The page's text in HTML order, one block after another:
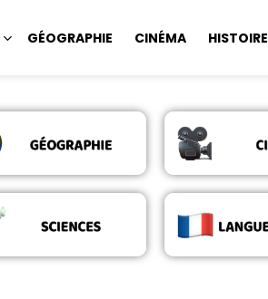
GÉOGRAPHIE CINÉMA HISTOIRE